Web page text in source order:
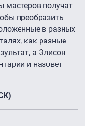
мастеров получат
преобразить
в разных
как разные
а Элисон
и назовет